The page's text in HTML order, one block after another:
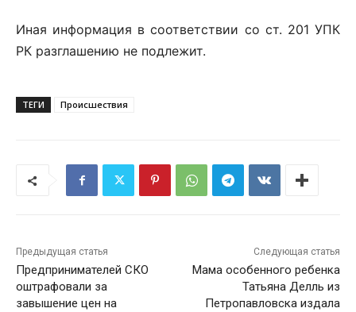
Иная информация в соответствии со ст. 201 УПК
РК разглашению не подлежит.
ТЕГИ Происшествия
Предыдущая статья
Предпринимателей СКО
оштрафовали за
завышение цен на
Следующая статья
Мама особенного ребенка
Татьяна Делль из
Петропавловска издала